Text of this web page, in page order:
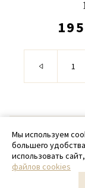
Мы используем
большего
использовать
файлов cookies